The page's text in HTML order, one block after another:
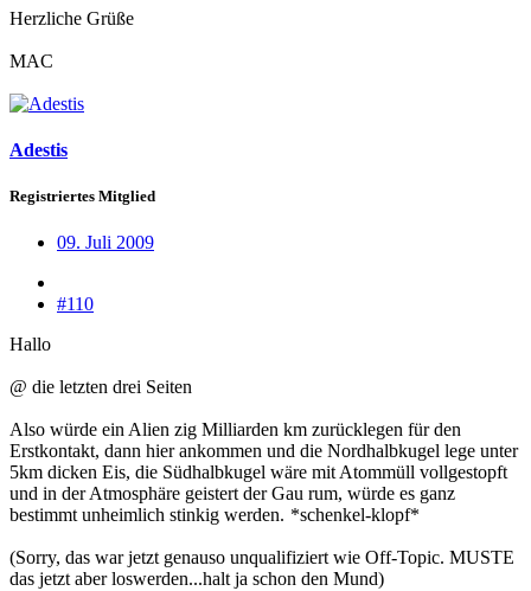
Herzliche Grüße
MAC
Adestis
Registriertes Mitglied
09. Juli 2009
#110
Hallo
@ die letzten drei Seiten
Also würde ein Alien zig Milliarden km zurücklegen für den
Erstkontakt, dann hier ankommen und die Nordhalbkugel lege unter
5km dicken Eis, die Südhalbkugel wäre mit Atommüll vollgestopft
und in der Atmosphäre geistert der Gau rum, würde es ganz
bestimmt unheimlich stinkig werden. *schenkel-klopf*
(Sorry, das war jetzt genauso unqualifiziert wie Off-Topic. MUSTE
das jetzt aber loswerden...halt ja schon den Mund)